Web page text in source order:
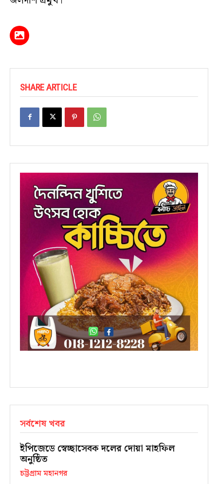
SHARE ARTICLE
সর্বশেষ খবর
ইপিজেডে স্বেচ্ছাসেবক দলের দোয়া মাহফিল
অনুষ্ঠিত
চট্টগ্রাম মহানগর